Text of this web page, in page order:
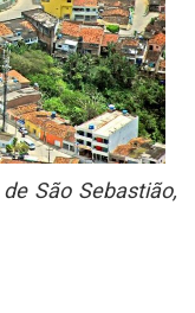
São Sebastião,